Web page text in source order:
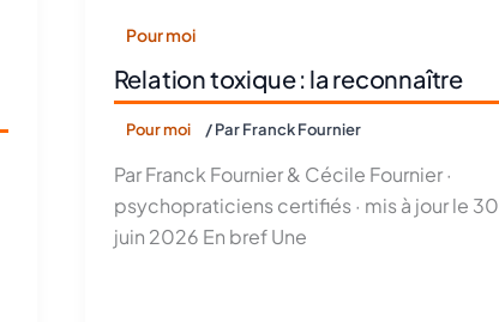
Pour moi
Relation toxique : la reconnaître
Pour moi / ParFranck Fournier
Par Franck Fournier & Cécile Fournier ·
psychopraticiens certifiés · mis à jour le 30
juin 2026 En bref Une